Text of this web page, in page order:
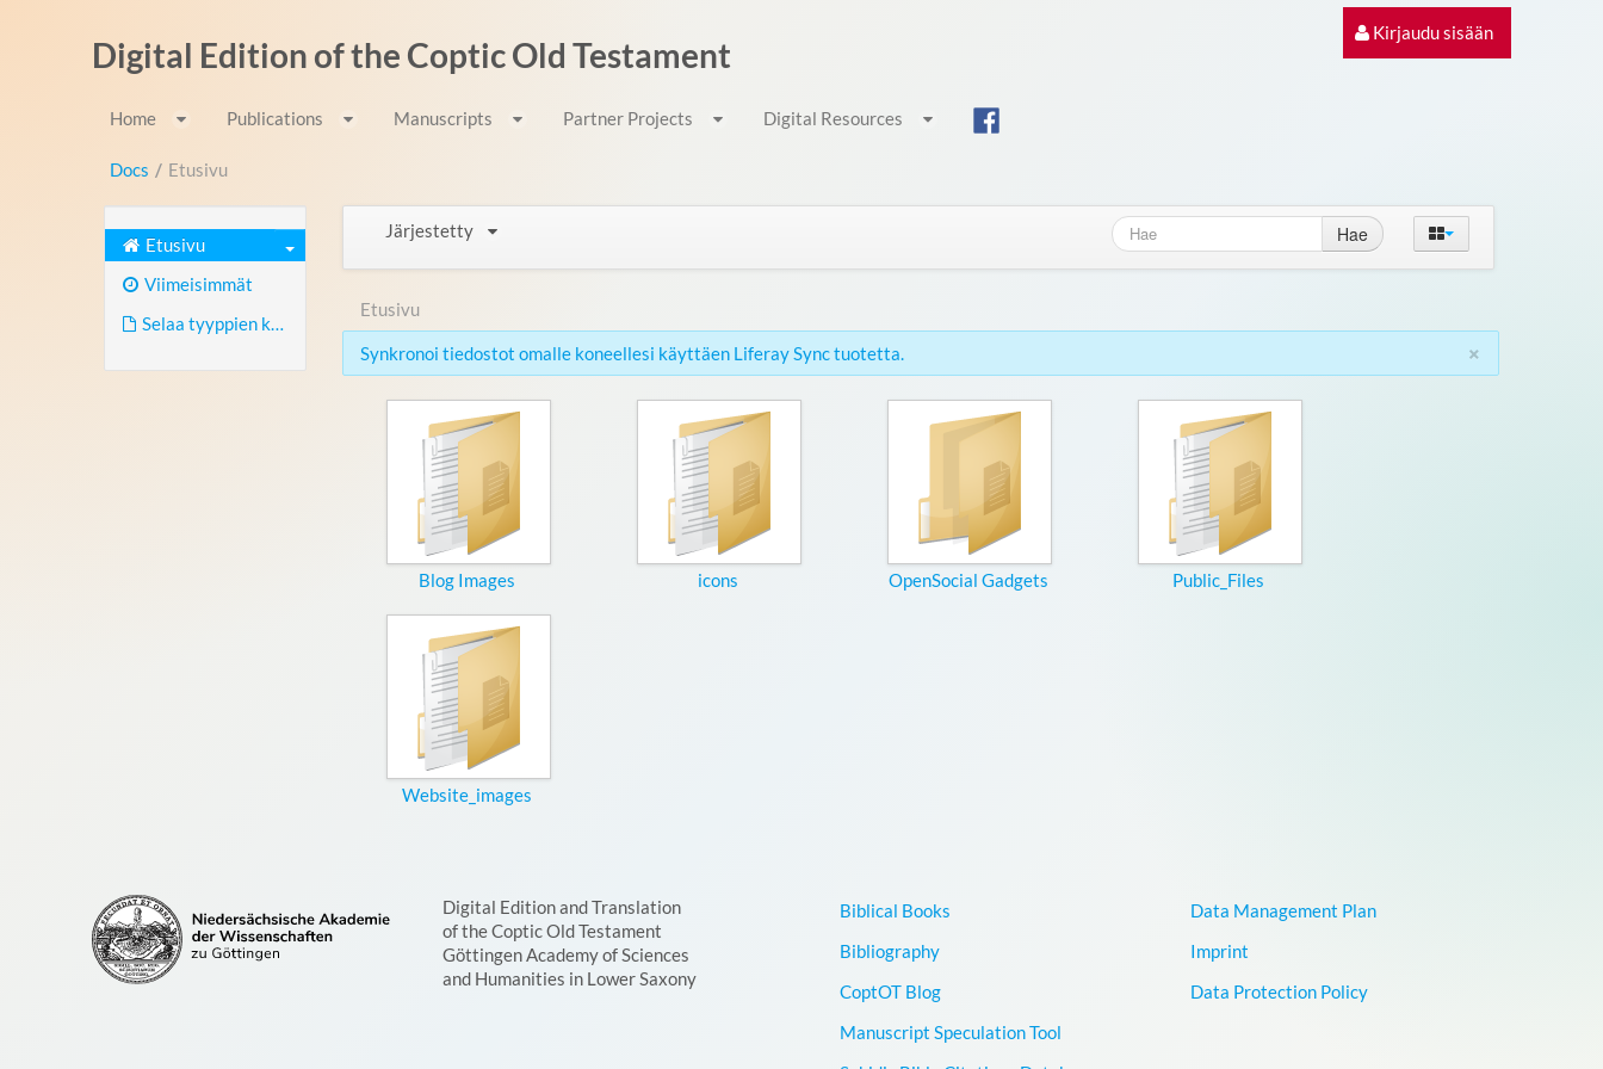
Kirjaudu sisään
Digital Edition of the Coptic Old Testament
Home Publications Manuscripts Partner Projects Digital Resources
Docs / Etusivu
Etusivu
Viimeisimmät
Selaa tyyppien kautta
Järjestetty Hae
Etusivu
×
Synkronoi tiedostot omalle koneellesi käyttäen Liferay Sync tuotetta.
Blog Images icons OpenSocial Gadgets Public_Files
Website_images
Digital Edition and Translation
of the Coptic Old Testament
Göttingen Academy of Sciences
and Humanities in Lower Saxony
Biblical Books
Bibliography
CoptOT Blog
Manuscript Speculation Tool
Data Management Plan
Imprint
Data Protection Policy